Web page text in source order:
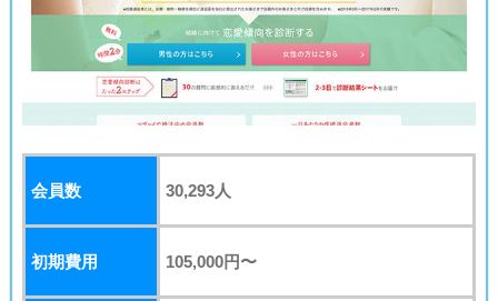
会員数 30,293人
初期費用 105,000円〜